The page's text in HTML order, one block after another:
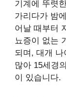
기계에 뚜렷
가리다가 밤
어날 때부터
뇨증이 없는
되며, 대개
많아 15세경
이 있습니다.